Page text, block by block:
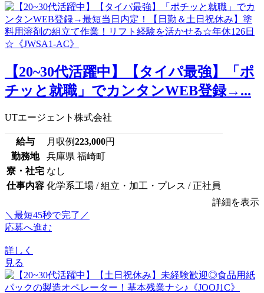
【20~30代活躍中】【タイパ最強】「ポ
チッと就職」でカンタンWEB登録→...
UTエージェント株式会社
給与 月収例223,000円
勤務地
兵庫県 福崎町
寮・社宅 なし
仕事内容 化学系工場 / 組立・加工・プレス / 正社員
詳細を表示
＼最短45秒で完了／
応募へ進む
詳しく
見る